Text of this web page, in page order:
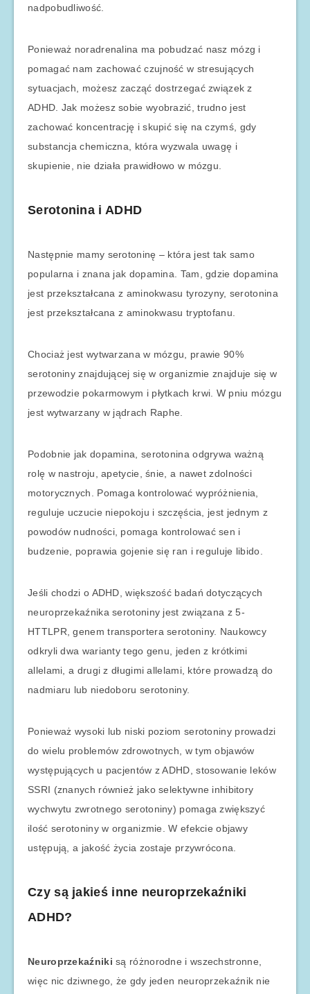
nadpobudliwość.
Ponieważ noradrenalina ma pobudzać nasz mózg i
pomagać nam zachować czujność w stresujących
sytuacjach, możesz zacząć dostrzegać związek z
ADHD. Jak możesz sobie wyobrazić, trudno jest
zachować koncentrację i skupić się na czymś, gdy
substancja chemiczna, która wyzwala uwagę i
skupienie, nie działa prawidłowo w mózgu.
Serotonina i ADHD
Następnie mamy serotoninę – która jest tak samo
popularna i znana jak dopamina. Tam, gdzie dopamina
jest przekształcana z aminokwasu tyrozyny, serotonina
jest przekształcana z aminokwasu tryptofanu.
Chociaż jest wytwarzana w mózgu, prawie 90%
serotoniny znajdującej się w organizmie znajduje się w
przewodzie pokarmowym i płytkach krwi. W pniu mózgu
jest wytwarzany w jądrach Raphe.
Podobnie jak dopamina, serotonina odgrywa ważną
rolę w nastroju, apetycie, śnie, a nawet zdolności
motorycznych. Pomaga kontrolować wypróżnienia,
reguluje uczucie niepokoju i szczęścia, jest jednym z
powodów nudności, pomaga kontrolować sen i
budzenie, poprawia gojenie się ran i reguluje libido.
Jeśli chodzi o ADHD, większość badań dotyczących
neuroprzekaźnika serotoniny jest związana z 5-
HTTLPR, genem transportera serotoniny. Naukowcy
odkryli dwa warianty tego genu, jeden z krótkimi
allelami, a drugi z długimi allelami, które prowadzą do
nadmiaru lub niedoboru serotoniny.
Ponieważ wysoki lub niski poziom serotoniny prowadzi
do wielu problemów zdrowotnych, w tym objawów
występujących u pacjentów z ADHD, stosowanie leków
SSRI (znanych również jako selektywne inhibitory
wychwytu zwrotnego serotoniny) pomaga zwiększyć
ilość serotoniny w organizmie. W efekcie objawy
ustępują, a jakość życia zostaje przywrócona.
Czy są jakieś inne neuroprzekaźniki
ADHD?
Neuroprzekaźniki są różnorodne i wszechstronne,
więc nic dziwnego, że gdy jeden neuroprzekaźnik nie